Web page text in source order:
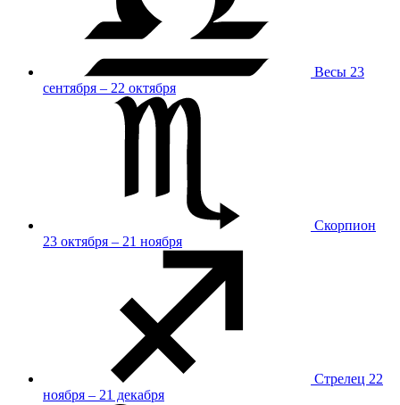
Весы 23
сентября – 22 октября
Скорпион
23 октября – 21 ноября
Стрелец 22
ноября – 21 декабря